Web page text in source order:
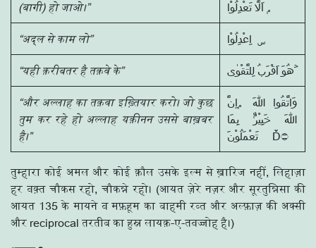
(बागी) हो जाओ।”
اَلَّا تَعْدِلُوْا ۭ
“अद्ल से काम लो”
“यही क़रीबतर है तक़वे के” هُوَ اَقْرَبُ لِلتَّقْوٰى ۡ
“और अल्लाह का तक़वा इख़्तियार करो। जो कुछ
तुम कर रहे हो अल्लाह यक़ीनन उससे बाख़बर
है।”
وَاتَّقُوا اللّٰهَ ۭاِنَّ
اللّٰهَ خَبِيْرٌۢ بِمَا
तुम्हारा कोई अमल और कोई क़ौल उसके इल्म से ख़ारिज नहीं, लिहाज़ा
हर वक़्त चौकस रहो, चौकन्ने रहो। (आयत ज़ेरे नज़र और सूरतुन्निसा की
आयत 135 के मायने व मफ़हूम का बाहमी रब्त और अल्फ़ाज़ की अक्सी
और reciprocal तरतीब का हुस्न लायक़-ए-तवज्जोह है।)